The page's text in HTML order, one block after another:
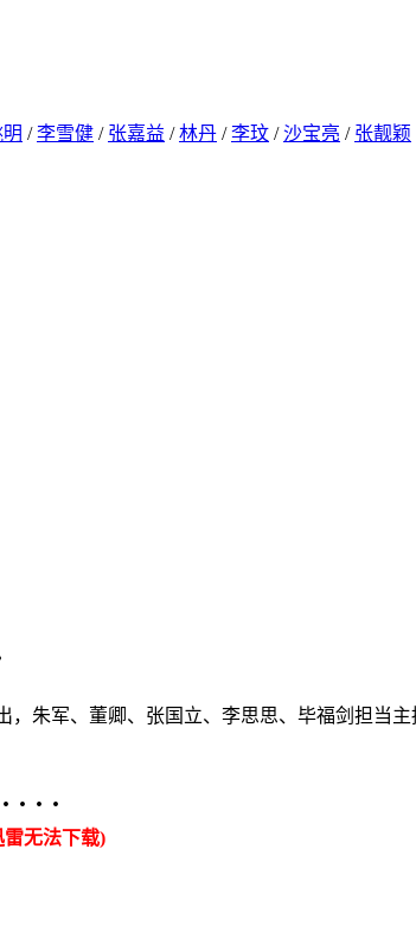
/李雪健 / 张嘉益 /林丹 /李玟 /沙宝亮 / 张靓颖
朱军、董卿、张国立、李思思、毕福剑担当主
· ·
无法下载)